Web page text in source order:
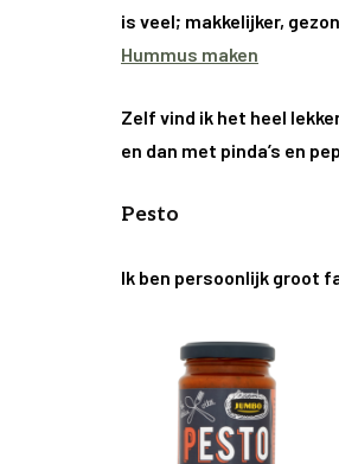
is veel; makkelijker,
Hummus maken
Zelf vind ik het heel
en dan met pinda’s en
Pesto
Ik ben persoonlijk groot